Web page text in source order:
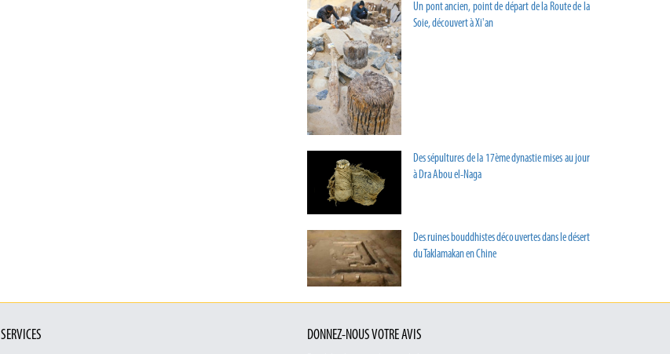
Un pont ancien, point de départ de la Route de la
Soie, découvert à Xi'an
Des sépultures de la 17ème dynastie mises au jour
à Dra Abou el-Naga
Des ruines bouddhistes découvertes dans le désert
du Taklamakan en Chine
SERVICES DONNEZ-NOUS VOTRE AVIS